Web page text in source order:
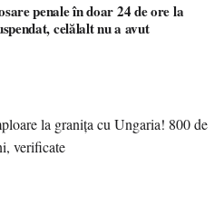
penale în doar 24 de ore la
celălalt nu a avut